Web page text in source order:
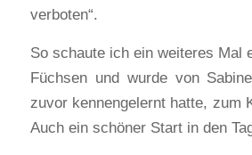
verboten“.
So schaute ich ein weiteres Mal
Füchsen und wurde von
zuvor kennengelernt hatte, zum
Auch ein schöner Start in den